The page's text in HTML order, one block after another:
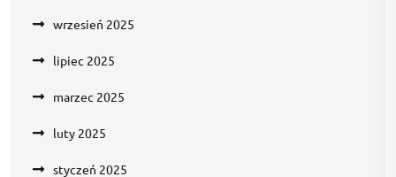
wrzesień 2025
lipiec 2025
marzec 2025
luty 2025
styczeń 2025